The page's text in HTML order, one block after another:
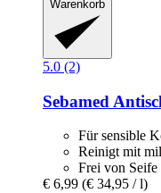
Warenkorb
5.0 (2)
Sebamed
Für sensible
Reinigt mit
Frei von
€ 6,99 (€ 34,95 / l)